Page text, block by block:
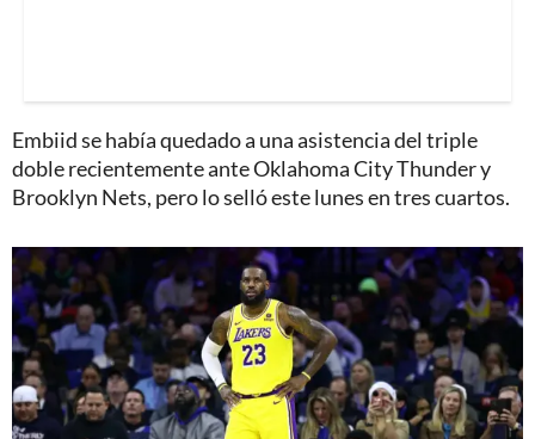
Embiid se había quedado a una asistencia del triple
doble recientemente ante Oklahoma City Thunder y
Brooklyn Nets, pero lo selló este lunes en tres cuartos.